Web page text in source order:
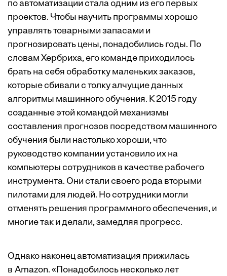
по автоматизации стала одним из его первых
проектов. Чтобы научить программы хорошо
управлять товарными запасами и
прогнозировать цены, понадобились годы. По
словам Хербриха, его команде приходилось
брать на себя обработку маленьких заказов,
которые сбивали с толку алчущие данных
алгоритмы машинного обучения. К 2015 году
созданные этой командой механизмы
составления прогнозов посредством машинного
обучения были настолько хороши, что
руководство компании установило их на
компьютеры сотрудников в качестве рабочего
инструмента. Они стали своего рода вторыми
пилотами для людей. Но сотрудники могли
отменять решения программного обеспечения, и
многие так и делали, замедляя прогресс.
Однако наконец автоматизация прижилась
в Amazon. «Понадобилось несколько лет